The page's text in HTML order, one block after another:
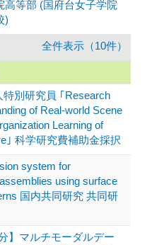
高等部 (国府台女子学院
)
全件表示（10件）
別研究員 ｢Research
of Real-world Scene
Learning of
｣ 科学研究費補助金採択
system for
using surface
国内共同研究 共同研
】マルチモーダルデー